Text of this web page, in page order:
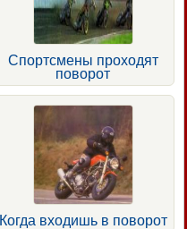
Спортсмены проходят
поворот
Когда входишь в поворот